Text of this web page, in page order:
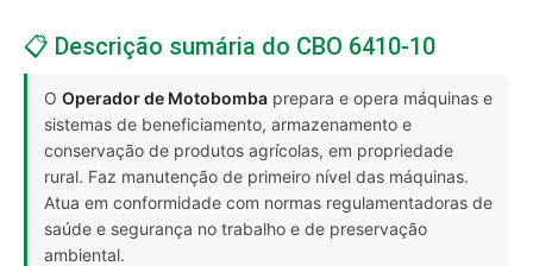
📋 Descrição sumária do CBO 6410-10
O Operador de Motobomba prepara e opera máquinas e
sistemas de beneficiamento, armazenamento e
conservação de produtos agrícolas, em propriedade
rural. Faz manutenção de primeiro nível das máquinas.
Atua em conformidade com normas regulamentadoras de
saúde e segurança no trabalho e de preservação
ambiental.